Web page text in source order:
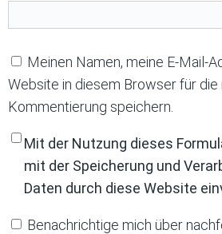
Meinen Namen, meine E-Mail-
Website in diesem Browser für die
Kommentierung speichern.
Mit der Nutzung dieses
mit der Speicherung und
Daten durch diese Website
Benachrichtige mich über